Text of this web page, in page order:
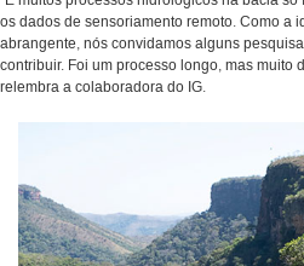
os dados de sensoriamento remoto. Como a
abrangente, nós convidamos alguns
contribuir. Foi um processo longo, mas muito
relembra a colaboradora do IG.